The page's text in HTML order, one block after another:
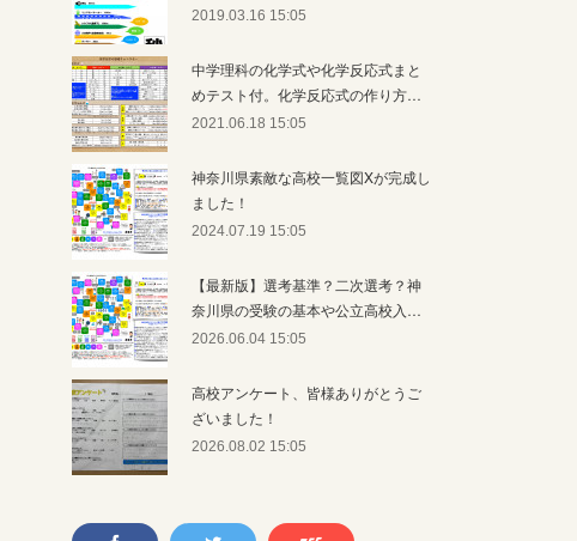
2019.03.16 15:05
中学理科の化学式や化学反応式まと
めテスト付。化学反応式の作り方…
2021.06.18 15:05
神奈川県素敵な高校一覧図Xが完成し
ました！
2024.07.19 15:05
【最新版】選考基準？二次選考？神
奈川県の受験の基本や公立高校入…
2026.06.04 15:05
高校アンケート、皆様ありがとうご
ざいました！
2026.08.02 15:05